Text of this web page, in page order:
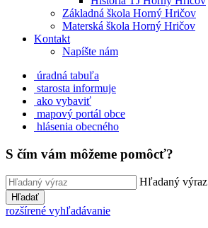
Základná škola Horný Hričov
Materská škola Horný Hričov
Kontakt
Napíšte nám
úradná tabuľa
starosta informuje
ako vybaviť
mapový portál obce
hlásenia obecného
S čím vám môžeme pomôcť?
Hľadaný výraz
Hľadať
rozšírené vyhľadávanie